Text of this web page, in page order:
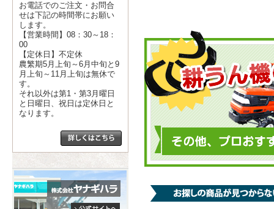
お電話でのご注文・お問合
せは下記の時間帯にお願い
します。
【営業時間】08：30～18：
00
【定休日】不定休
農繁期5月上旬～6月中旬と9
月上旬～11月上旬は無休で
す。
それ以外は第1・第3月曜日
と日曜日、祝日は定休日と
なります。